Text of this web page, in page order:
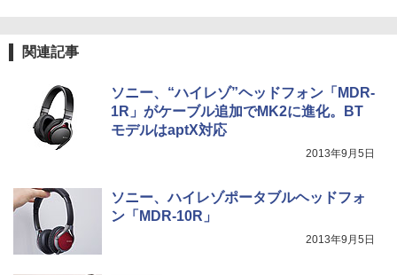
関連記事
ソニー、“ハイレゾ”ヘッドフォン「MDR-
1R」がケーブル追加でMK2に進化。BT
モデルはaptX対応
2013年9月5日
ソニー、ハイレゾポータブルヘッドフォ
ン「MDR-10R」
2013年9月5日